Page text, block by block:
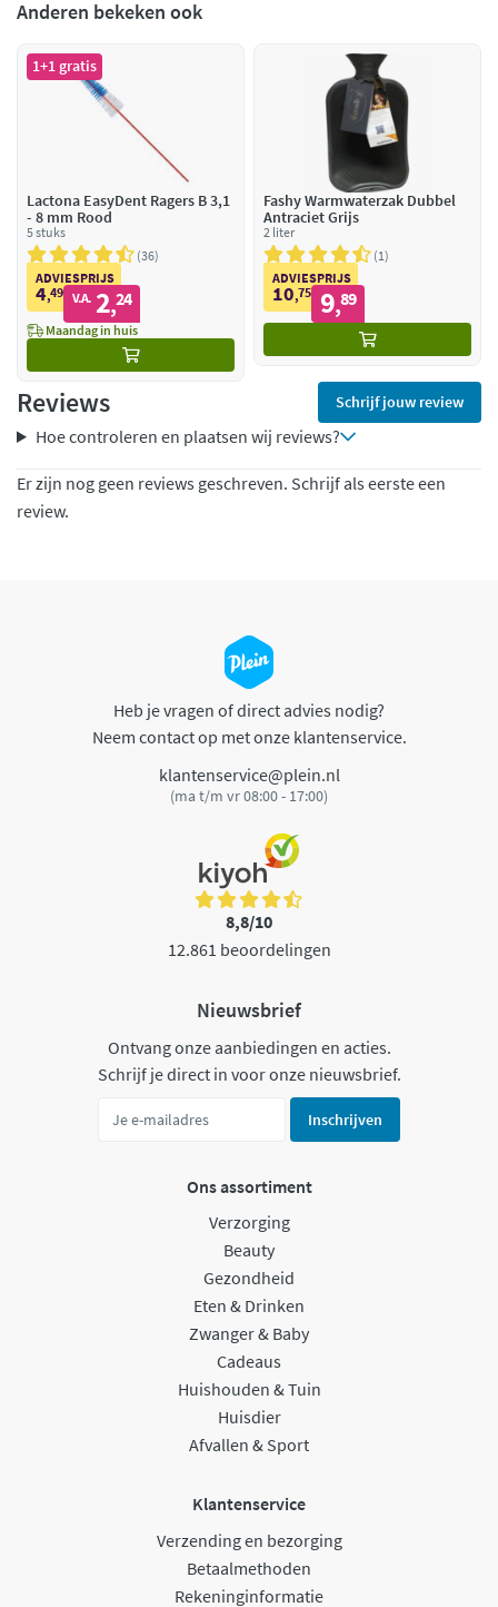
Anderen bekeken ook
1+1 gratis
Lactona EasyDent Ragers B 3,1
- 8 mm Rood
5 stuks
36
ADVIESPRIJS
4,49 V.A. 2,24
Maandag in huis
Fashy Warmwaterzak Dubbel
Antraciet Grijs
2 liter
1
ADVIESPRIJS
10,75 9,89
Reviews Schrijf jouw review
Hoe controleren en plaatsen wij reviews?
Er zijn nog geen reviews geschreven. Schrijf als eerste een
review.
Heb je vragen of direct advies nodig?
Neem contact op met onze klantenservice.
klantenservice@plein.nl
(ma t/m vr 08:00 - 17:00)
8,8/10
12.861 beoordelingen
Nieuwsbrief
Ontvang onze aanbiedingen en acties.
Schrijf je direct in voor onze nieuwsbrief.
Inschrijven
Ons assortiment
Verzorging
Beauty
Gezondheid
Eten & Drinken
Zwanger & Baby
Cadeaus
Huishouden & Tuin
Huisdier
Afvallen & Sport
Klantenservice
Verzending en bezorging
Betaalmethoden
Rekeninginformatie